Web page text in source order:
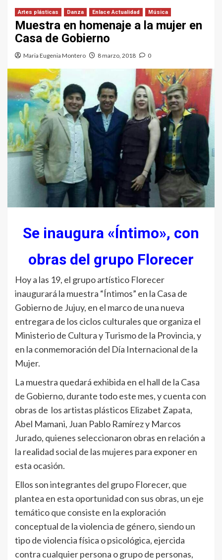
Artes plásticas Danza Enlace Actualidad Música
Muestra en homenaje a la mujer en
Casa de Gobierno
Maria Eugenia Montero 8 marzo, 2018 0
Se inaugura «Íntimo», con
obras del grupo Florecer
Hoy a las 19, el grupo artístico Florecer
inaugurará la muestra “Íntimos” en la Casa de
Gobierno de Jujuy, en el marco de una nueva
entregara de los ciclos culturales que organiza el
Ministerio de Cultura y Turismo de la Provincia, y
en la conmemoración del Día Internacional de la
Mujer.
La muestra quedará exhibida en el hall de la Casa
de Gobierno, durante todo este mes, y cuenta con
obras de los artistas plásticos Elizabet Zapata,
Abel Mamani, Juan Pablo Ramírez y Marcos
Jurado, quienes seleccionaron obras en relación a
la realidad social de las mujeres para exponer en
esta ocasión.
Ellos son integrantes del grupo Florecer, que
plantea en esta oportunidad con sus obras, un eje
temático que consiste en la exploración
conceptual de la violencia de género, siendo un
tipo de violencia física o psicológica, ejercida
contra cualquier persona o grupo de personas,